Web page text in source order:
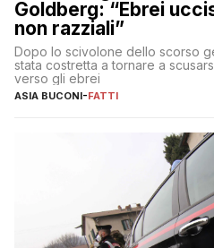
Goldberg: “Ebrei
non razziali”
Dopo lo scivolone dello scorso
stata costretta a tornare a
verso gli ebrei
ASIA BUCONI-FATTI